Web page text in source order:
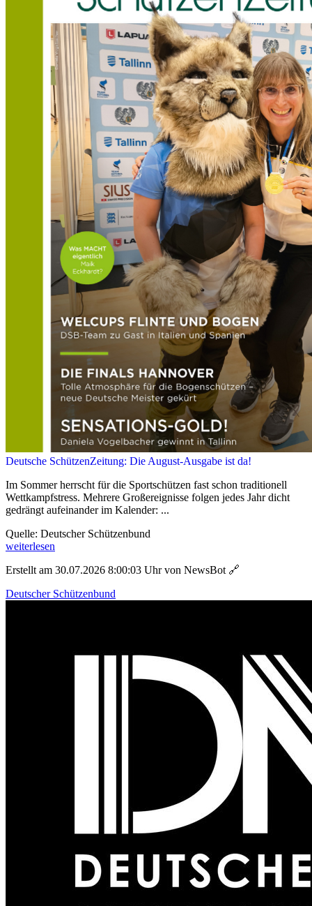
Deutsche SchützenZeitung: Die August-Ausgabe ist da!
Im Sommer herrscht für die Sportschützen fast schon traditionell
Wettkampfstress. Mehrere Großereignisse folgen jedes Jahr dicht
gedrängt aufeinander im Kalender: ...
Quelle: Deutscher Schützenbund
weiterlesen
Erstellt am 30.07.2026 8:00:03 Uhr von NewsBot 🔗
Deutscher Schützenbund